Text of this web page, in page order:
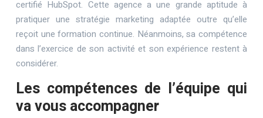
certifié HubSpot. Cette agence a une grande aptitude à
pratiquer une stratégie marketing adaptée outre qu’elle
reçoit une formation continue. Néanmoins, sa compétence
dans l’exercice de son activité et son expérience restent à
considérer.
Les compétences de l’équipe qui
va vous accompagner